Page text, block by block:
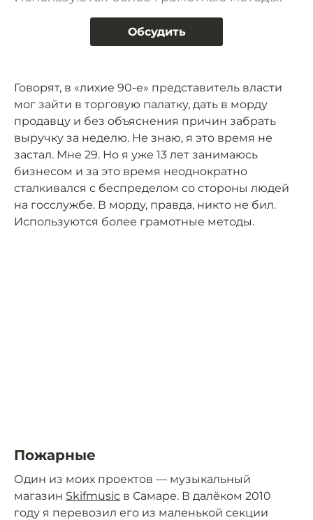
Обсудить
Говорят, в «лихие 90-е» представитель власти
мог зайти в торговую палатку, дать в морду
продавцу и без объяснения причин забрать
выручку за неделю. Не знаю, я это время не
застал. Мне 29. Но я уже 13 лет занимаюсь
бизнесом и за это время неоднократно
сталкивался с беспределом со стороны людей
на госслужбе. В морду, правда, никто не бил.
Используются более грамотные методы.
Пожарные
Один из моих проектов — музыкальный
магазин Skifmusic в Самаре. В далёком 2010
году я перевозил его из маленькой секции